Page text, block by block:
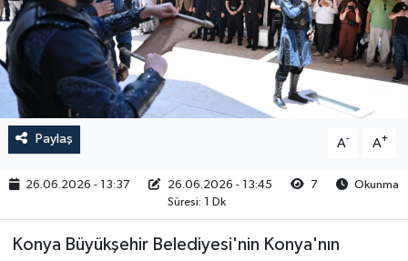
Paylaş A- A+
26.06.2026 - 13:37 26.06.2026 - 13:45 7
Okunma
Süresi: 1 Dk
Konya Büyükşehir Belediyesi'nin Konya'nın
RESMİ İLAN